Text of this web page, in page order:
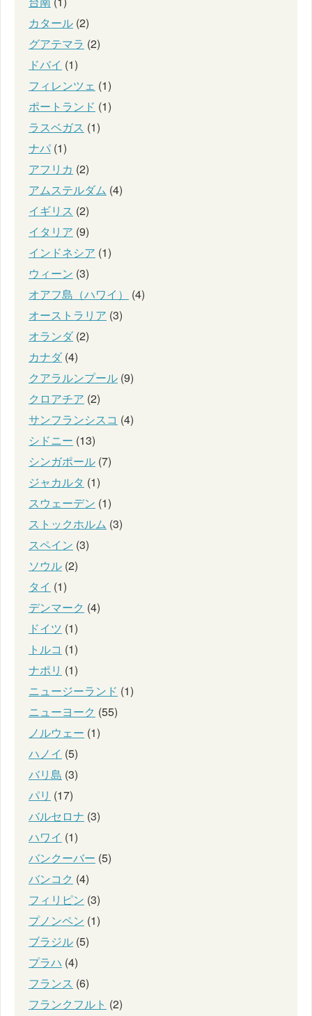
カタール (2)
グアテマラ (2)
ドバイ (1)
フィレンツェ (1)
ポートランド (1)
ラスベガス (1)
ナパ (1)
アフリカ (2)
アムステルダム (4)
イギリス (2)
イタリア (9)
インドネシア (1)
ウィーン (3)
オアフ島（ハワイ）
(4)
オーストラリア (3)
オランダ(2)
カナダ(4)
クアラルンプール (9)
クロアチア (2)
サンフランシスコ (4)
シドニー (13)
シンガポール (7)
ジャカルタ (1)
スウェーデン (1)
ストックホルム (3)
スペイン (3)
ソウル (2)
タイ (1)
デンマーク (4)
ドイツ (1)
トルコ (1)
ナポリ (1)
ニュージーランド (1)
ニューヨーク (55)
ノルウェー (1)
ハノイ (5)
バリ島 (3)
パリ (17)
バルセロナ (3)
ハワイ (1)
バンクーバー (5)
バンコク (4)
フィリピン (3)
プノンペン (1)
ブラジル (5)
プラハ (4)
フランス (6)
フランクフルト (2)